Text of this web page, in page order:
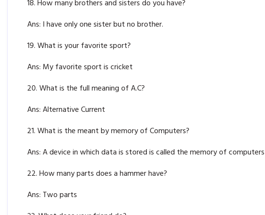
18. How many brothers and sisters do you have?
Ans: I have only one sister but no brother.
19. What is your favorite sport?
Ans: My favorite sport is cricket
20. What is the full meaning of A.C?
Ans: Alternative Current
21. What is the meant by memory of Computers?
Ans: A device in which data is stored is called the memory of computers
22. How many parts does a hammer have?
Ans: Two parts